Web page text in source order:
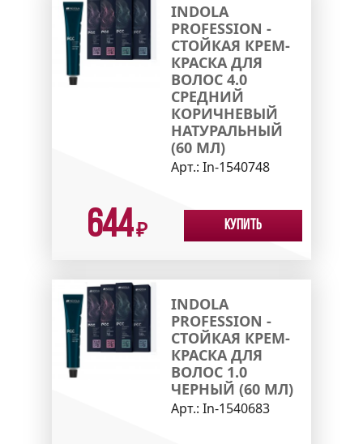
INDOLA
PROFESSION -
СТОЙКАЯ КРЕМ-
КРАСКА ДЛЯ
ВОЛОС 4.0
СРЕДНИЙ
КОРИЧНЕВЫЙ
НАТУРАЛЬНЫЙ
(60 МЛ)
Арт.: In-1540748
644₽ Купить
INDOLA
PROFESSION -
СТОЙКАЯ КРЕМ-
КРАСКА ДЛЯ
ВОЛОС 1.0
ЧЕРНЫЙ (60 МЛ)
Арт.: In-1540683